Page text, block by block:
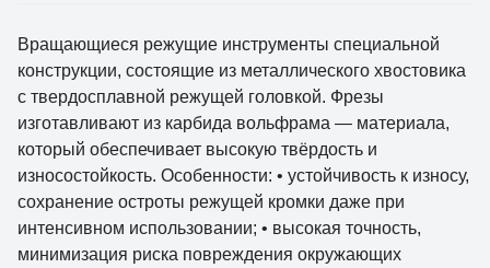
Вращающиеся режущие инструменты специальной
конструкции, состоящие из металлического хвостовика
с твердосплавной режущей головкой. Фрезы
изготавливают из карбида вольфрама — материала,
который обеспечивает высокую твёрдость и
износостойкость. Особенности: • устойчивость к износу,
сохранение остроты режущей кромки даже при
интенсивном использовании; • высокая точность,
минимизация риска повреждения окружающих